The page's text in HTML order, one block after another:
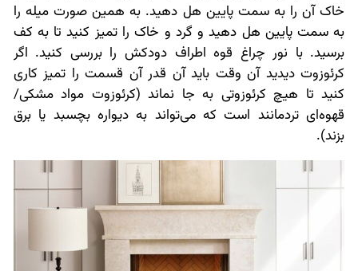
خاک آن را به سمت پایین هل دهید. به همین صورت میله را
به سمت پایین هل دهید و گرد و خاک را تمیز کنید تا به کف
برسید. با نور چراغ قوه اطراف دودکش را بررسی کنید. اگر
کرئوزوت دیدید آن وقت باید آن قدر آن قسمت را تمیز کاری
کنید تا هیچ کرئوزوتی به جا نماند (کرئوزوت مواد مشکی/
قهوه‌ای تردمانند است که می‌تواند به دیواره بچسبد یا برق
بزند).